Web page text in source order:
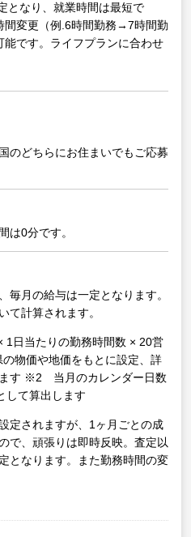
となり、就業時間は最短で
間変更（例.6時間勤務→7時間勤
です。ライフプランに合わせ
のどちらにお住まいでもご応募
は0分です。
毎月の給与は一定となります。
て計算されます。
日当たりの勤務時間数 × 20営
物価や地価をもとに設定、詳
す ※2 当月のカレンダー日数
して算出します
定されますが、1ヶ月ごとの成
で、頑張りは即時反映。査定以
となります。また勤務時間の変